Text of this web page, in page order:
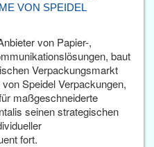
VON SPEIDEL
von Papier-,
baut
Verpackungsmarkt
Speidel Verpackungen,
maßgeschneiderte
seinen strategischen
fort.